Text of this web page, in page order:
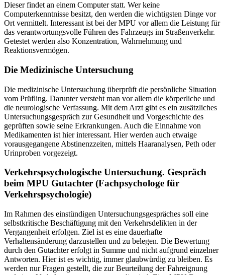
Dieser findet an einem Computer statt. Wer keine
Computerkenntnisse besitzt, den werden die wichtigsten Dinge vor
Ort vermittelt. Interessant ist bei der MPU vor allem die Leistung für
das verantwortungsvolle Führen des Fahrzeugs im Straßenverkehr.
Getestet werden also Konzentration, Wahrnehmung und
Reaktionsvermögen.
Die Medizinische Untersuchung
Die medizinische Untersuchung überprüft die persönliche Situation
vom Prüfling. Darunter versteht man vor allem die körperliche und
die neurologische Verfassung. Mit dem Arzt gibt es ein zusätzliches
Untersuchungsgespräch zur Gesundheit und Vorgeschichte des
geprüften sowie seine Erkrankungen. Auch die Einnahme von
Medikamenten ist hier interessant. Hier werden auch etwaige
vorausgegangene Abstinenzzeiten, mittels Haaranalysen, Peth oder
Urinproben vorgezeigt.
Verkehrspsychologische Untersuchung. Gespräch
beim MPU Gutachter (Fachpsychologe für
Verkehrspsychologie)
Im Rahmen des einstündigen Untersuchungsgespräches soll eine
selbstkritische Beschäftigung mit den Verkehrsdelikten in der
Vergangenheit erfolgen. Ziel ist es eine dauerhafte
Verhaltensänderung darzustellen und zu belegen. Die Bewertung
durch den Gutachter erfolgt in Summe und nicht aufgrund einzelner
Antworten. Hier ist es wichtig, immer glaubwürdig zu bleiben. Es
werden nur Fragen gestellt, die zur Beurteilung der Fahreignung